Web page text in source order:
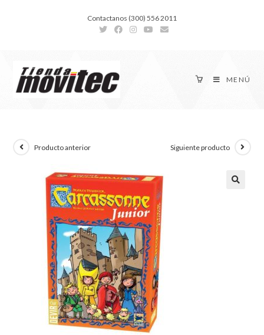
Contactanos (300) 556 2011
MENÚ
Producto anterior Siguiente producto